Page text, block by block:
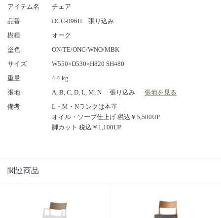
アイテム名
チェア
品番
DCC-096H 張り込み
樹種
オーク
塗色
ON/TE/ONC/WNO/MBK
サイズ
W550×D530×H820 SH480
重量
4.4 kg
張地
A, B, C, D, L, M, N 張り込み
張地を見る
備考
L・M・Nランクは本革
オイル・ソープ仕上げ 税込￥5,500UP
脚カット 税込￥1,100UP
関連商品